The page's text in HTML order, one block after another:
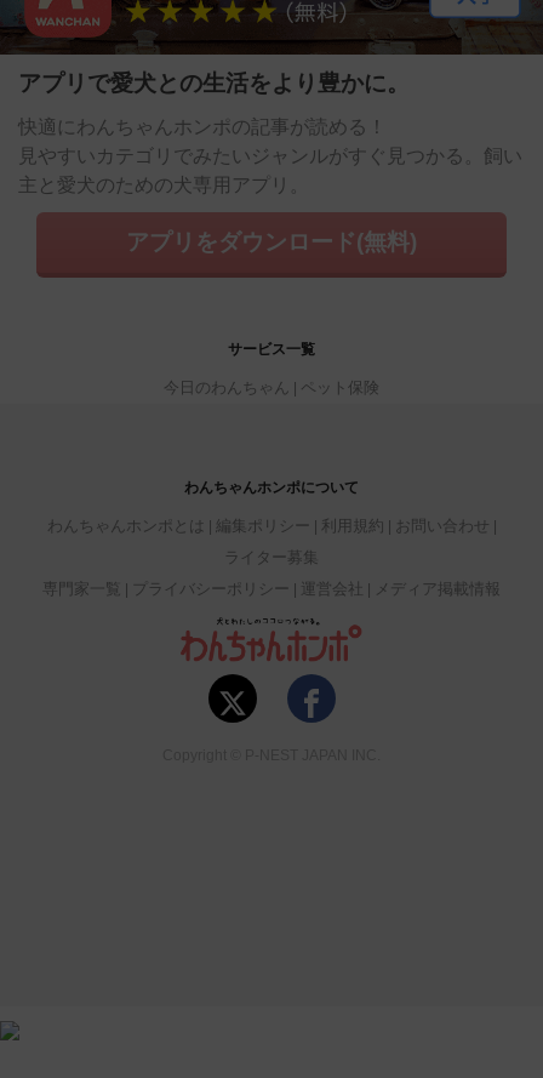
アプリで愛犬との生活をより豊かに。
快適にわんちゃんホンポの記事が読める！
見やすいカテゴリでみたいジャンルがすぐ見つかる。飼い
主と愛犬のための犬専用アプリ。
アプリをダウンロード(無料)
サービス一覧
今日のわんちゃん ペット保険
わんちゃんホンポについて
わんちゃんホンポとは 編集ポリシー 利用規約
お問い合わせ
ライター募集
専門家一覧
プライバシーポリシー 運営会社 メディア掲載情報